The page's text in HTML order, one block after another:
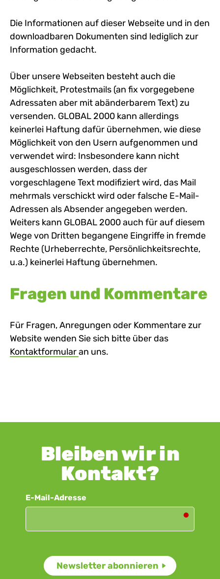
Die Informationen auf dieser Webseite und in den
downloadbaren Dokumenten sind lediglich zur
Information gedacht.
Über unsere Webseiten besteht auch die
Möglichkeit, Protestmails (an fix vorgegebene
Adressaten aber mit abänderbarem Text) zu
versenden. GLOBAL 2000 kann allerdings
keinerlei Haftung dafür übernehmen, wie diese
Möglichkeit von den Usern aufgenommen und
verwendet wird: Insbesondere kann nicht
ausgeschlossen werden, dass der
vorgeschlagene Text modifiziert wird, das Mail
mehrmals verschickt wird oder falsche E-Mail-
Adressen als Absender angegeben werden.
Weiters kann GLOBAL 2000 auch für auf diesem
Wege von Dritten begangene Eingriffe in fremde
Rechte (Urheberrechte, Persönlichkeitsrechte,
u.a.) keinerlei Haftung übernehmen.
Fragen und Kommentare
Für Fragen, Anregungen oder Kommentare zur
Website wenden Sie sich bitte über das
Kontaktformularan uns.
Bleiben wir in
Kontakt?
E-Mail-Adresse